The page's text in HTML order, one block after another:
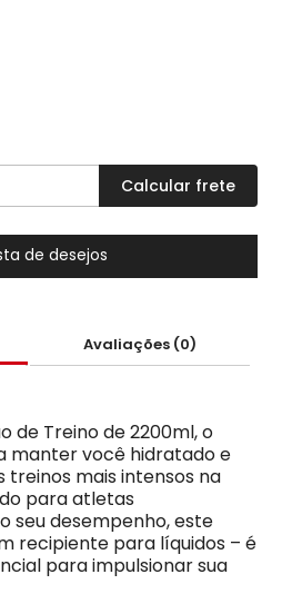
de desejos
Avaliações (0)
de Treino de 2200ml, o
manter você hidratado e
treinos mais intensos na
para atletas
seu desempenho, este
recipiente para líquidos – é
para impulsionar sua